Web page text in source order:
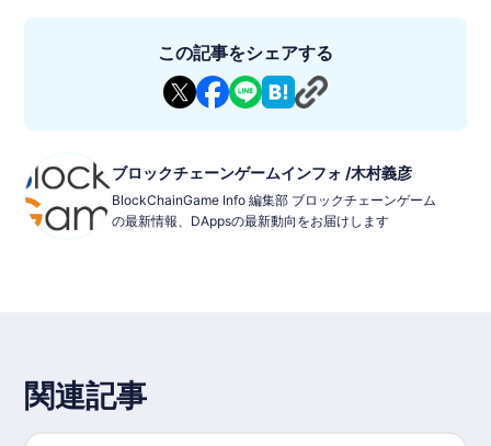
この記事をシェアする
ブロックチェーンゲームインフォ /木村義彦
BlockChainGame Info 編集部 ブロックチェーンゲーム
の最新情報、DAppsの最新動向をお届けします
関連記事